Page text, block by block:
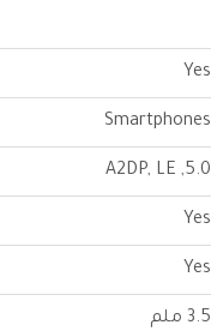
Yes
Smartphones
5.0, A2DP, LE
Yes
Yes
3.5 ملم